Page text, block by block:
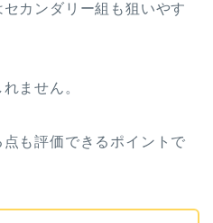
カンダリー組も狙いやす
ません。
も評価できるポイントで